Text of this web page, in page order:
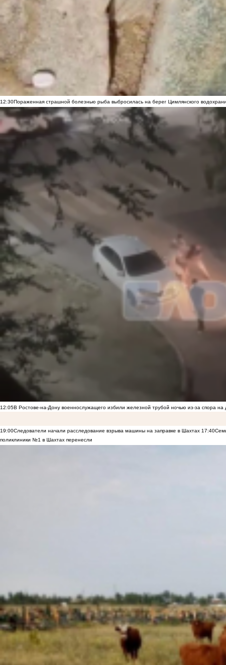
12:30Пораженная страшной болезнью рыба выбросилась на берег Цимлянского
12:05В Ростове-на-Дону военнослужащего избили железной трубой ночью из-за спора на
19:00Следователи начали расследование взрыва машины на заправке в Шахтах 17:40
поликлиники №1 в Шахтах перенесли